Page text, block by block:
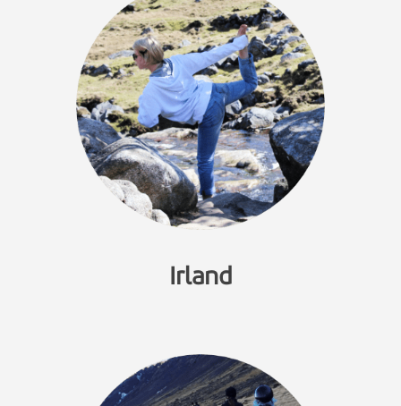
Irland